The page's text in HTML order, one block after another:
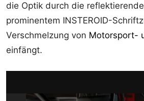
die Optik durch die
prominentem INSTEROID-
Verschmelzung von Motorsport-
einfängt.